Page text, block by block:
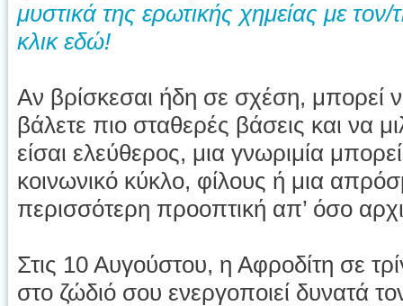
μυστικά της ερωτικής χημείας με
κλικ εδώ!
Αν βρίσκεσαι ήδη σε σχέση, μπορεί
βάλετε πιο σταθερές βάσεις και να
είσαι ελεύθερος, μια γνωριμία
κοινωνικό κύκλο, φίλους ή μια
περισσότερη προοπτική απ’ όσο
Στις 10 Αυγούστου, η Αφροδίτη σε
στο ζώδιό σου ενεργοποιεί δυνατά